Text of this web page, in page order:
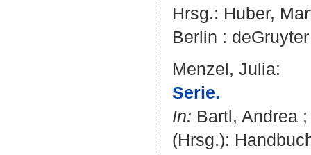
Hrsg.: Huber,
Berlin :
Menzel, Julia:
Serie.
In: Bartl, Andrea
(Hrsg.):